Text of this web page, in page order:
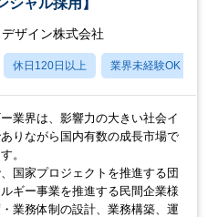
ザイン株式会社
休日120日以上 業界未経験OK
業界は、影響力の大きい社会イ
りながら国内有数の成長市場で
。
国家プロジェクトを推進する団
ギー事業を推進する民間企業様
業務体制の設計、業務構築、運